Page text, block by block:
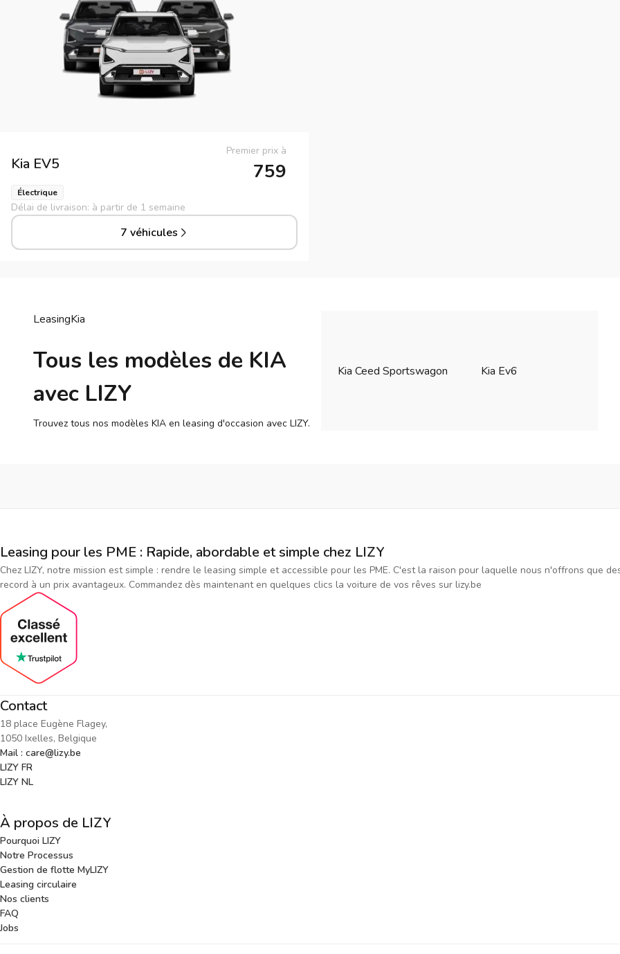
Kia EV5
Premier prix à
759
Électrique
Délai de livraison: à partir de 1 semaine
7 véhicules
LeasingKia
Tous les modèles de KIA
avec LIZY
Trouvez tous nos modèles KIA en leasing d'occasion avec LIZY.
Kia Ceed Sportswagon Kia Ev6
Leasing pour les PME : Rapide, abordable et simple chez LIZY
Chez LIZY, notre mission est simple : rendre le leasing simple et accessible pour les PME. C'est la raison pour laquelle nous n'offrons que
record à un prix avantageux. Commandez dès maintenant en quelques clics la voiture de vos rêves sur lizy.be
Contact
18 place Eugène Flagey,
1050 Ixelles, Belgique
Mail : care@lizy.be
LIZY FR
LIZY NL
À propos de LIZY
Pourquoi LIZY
Notre Processus
Gestion de flotte MyLIZY
Leasing circulaire
Nos clients
FAQ
Jobs